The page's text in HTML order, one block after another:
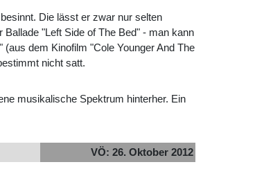
Die lässt er zwar nur selten
"Left Side of The Bed" - man kann
dem Kinofilm "Cole Younger And The
nicht satt.
musikalische Spektrum hinterher. Ein
VÖ: 26. Oktober 2012